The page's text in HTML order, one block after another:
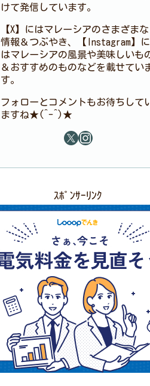
けて発信しています。
【X】にはマレーシアのさまざまな
情報＆つぶやき、【Instagram】に
はマレーシアの風景や美味しいも
＆おすすめのものなどを載せてい
す。
フォローとコメントもお待ちして
ますね★(^-^)★
ｽﾎﾟﾝｻｰﾘﾝｸ